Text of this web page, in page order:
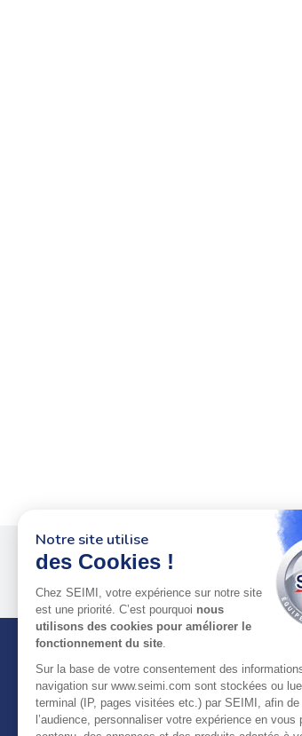
Plus de 50 ans
au
des pros
À PROPOS DE SEIMI
Notre site utilise
des Cookies !
Chez SEIMI, votre expérience sur notre site
est une priorité. C’est pourquoi nous
utilisons des cookies pour améliorer le
fonctionnement du site.
Sur la base de votre consentement des
navigation sur www.seimi.com sont stockées ou
terminal (IP, pages visitées etc.) par SEIMI, afin de
l’audience, personnaliser votre expérience en vous